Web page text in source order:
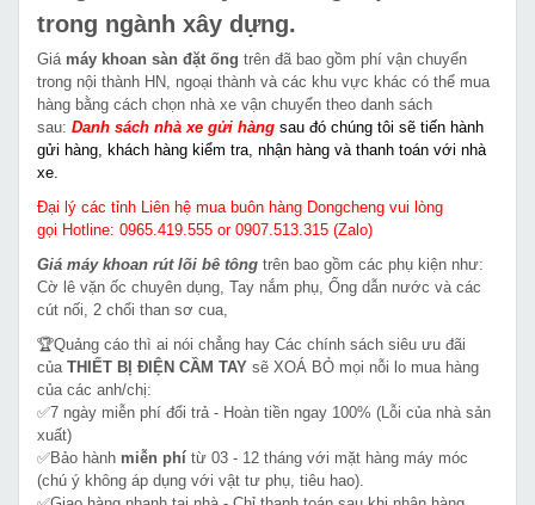
trong ngành xây dựng.
Giá máy khoan sàn đặt ống trên đã bao gồm phí vận chuyển
trong nội thành HN, ngoại thành và các khu vực khác có thể mua
hàng bằng cách chọn nhà xe vận chuyển theo danh sách
sau: Danh sách nhà xe gửi hàng sau đó chúng tôi sẽ tiến hành
gửi hàng, khách hàng kiểm tra, nhận hàng và thanh toán với nhà
xe.
Đại lý các tỉnh Liên hệ mua buôn hàng Dongcheng vui lòng
gọi Hotline: 0965.419.555 or 0907.513.315 (Zalo)
Giá máy khoan rút lõi bê tông trên bao gồm các phụ kiện như:
Cờ lê vặn ốc chuyên dụng, Tay nắm phụ, Ống dẫn nước và các
cút nối, 2 chổi than sơ cua,
🏆Quảng cáo thì ai nói chẳng hay Các chính sách siêu ưu đãi
của THIẾT BỊ ĐIỆN CẦM TAY sẽ XOÁ BỎ mọi nỗi lo mua hàng
của các anh/chị:
✅7 ngày miễn phí đổi trả - Hoàn tiền ngay 100% (Lỗi của nhà sản
xuất)
✅Bảo hành miễn phí từ 03 - 12 tháng với mặt hàng máy móc
(chú ý không áp dụng với vật tư phụ, tiêu hao).